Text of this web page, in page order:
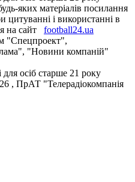
яких матеріалів посилання
і використанні в
на сайт
football24.ua
"Спецпроект",
"Новини компаній"
осіб старше 21 року
, ПрАТ "Телерадіокомпанія